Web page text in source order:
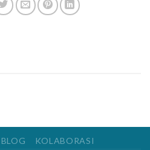
BLOG KOLABORASI